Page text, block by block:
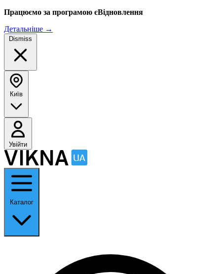
Працюємо за програмою єВідновлення
Детальніше →
Dismiss
Київ
Увійти
Каталог